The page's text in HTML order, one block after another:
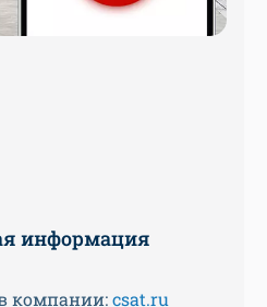
информация
компании:csat.ru